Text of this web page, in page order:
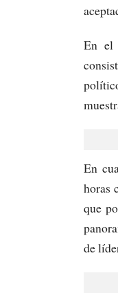
En el
En
horas
que
de